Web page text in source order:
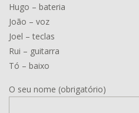
Hugo – bateria
João – voz
Joel – teclas
Rui – guitarra
Tó – baixo
O seu nome (obrigatório)